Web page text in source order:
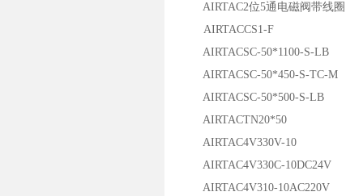
AIRTAC2位5通电磁阀带线圈
AIRTACCS1-F
AIRTACSC-50*1100-S-LB
AIRTACSC-50*450-S-TC-M
AIRTACSC-50*500-S-LB
AIRTACTN20*50
AIRTAC4V330V-10
AIRTAC4V330C-10DC24V
AIRTAC4V310-10AC220V